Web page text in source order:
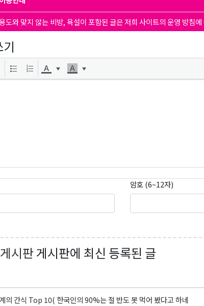
도와 맞지 않는 비방, 욕설이 포함된 글은 저희 사이트의 운영 방침
암호 (6~12자)
시판게시판에 최신 등록된 글
의 간식 Top 10( 한국인의 90%는 절 반도 못 먹어 봤다고 하네